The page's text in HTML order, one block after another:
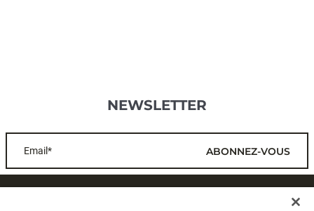
NEWSLETTER
Email* ABONNEZ-VOUS